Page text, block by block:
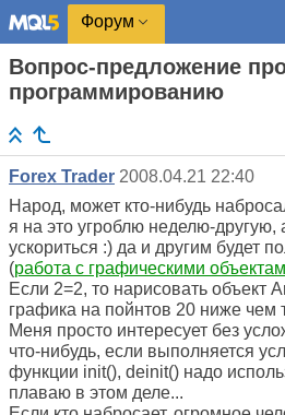
Форум
Вопрос-предложение
программированию
Forex Trader 2008.04.21 22:40
Народ, может кто-нибудь
я на это угроблю неделю-другую,
ускориться :) да и другим будет
(работа с графическими
Если 2=2, то нарисовать объект
графика на пойнтов 20 ниже чем
Меня просто интересует без
что-нибудь, если выполняется
функции init(), deinit() надо
плаваю в этом деле...